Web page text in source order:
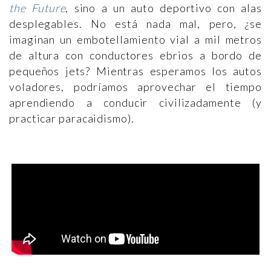
the Future, sino a un auto deportivo con alas
desplegables. No está nada mal, pero, ¿se
imaginan un embotellamiento vial a mil metros
de altura con conductores ebrios a bordo de
pequeños jets? Mientras esperamos los autos
voladores, podríamos aprovechar el tiempo
aprendiendo a conducir civilizadamente (y
practicar paracaidismo).